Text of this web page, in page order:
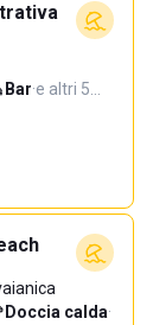
Bar·e altri 5…
Doccia calda·